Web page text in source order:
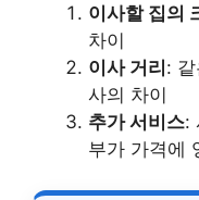
이사할 집의
차이
이사 거리:
사의 차이
추가 서비스:
부가 가격에